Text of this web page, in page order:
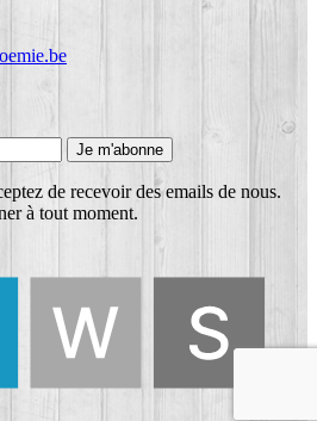
Je m'abonne
de recevoir des emails de nous.
à tout moment.